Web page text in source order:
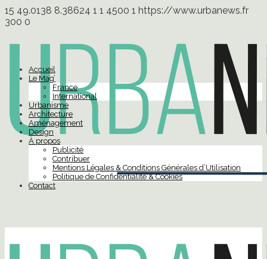
15 49.0138 8.38624 1 1 4500 1 https://www.urbanews.fr
300 0
Accueil
Le Mag’
France
International
Urbanisme
Architecture
Aménagement
Design
À propos
Publicité
Contribuer
Mentions Légales & Conditions Générales d’Utilisation
Politique de Confidentialité & Cookies
Contact